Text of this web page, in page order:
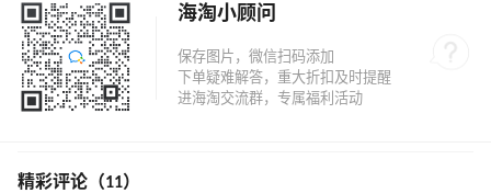
海淘小顾问
精彩评论（11）